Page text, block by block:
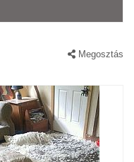
Megosztás